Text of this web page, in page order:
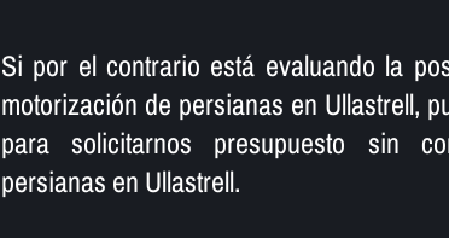
Si por el contrario está evaluando la
motorización de persianas en Ullastrell,
para solicitarnos presupuesto sin
persianas en Ullastrell.